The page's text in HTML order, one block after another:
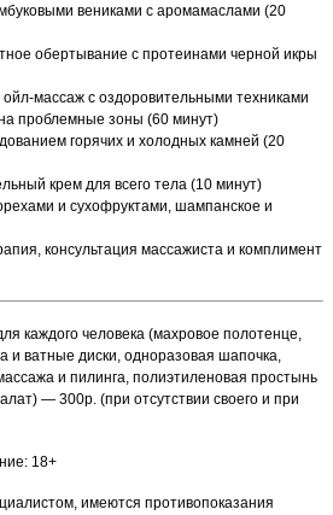
вениками с аромамаслами (20
обертывание с протеинами черной икры
массаж с оздоровительными техниками
проблемные зоны (60 минут)
горячих и холодных камней (20
крем для всего тела (10 минут)
и сухофруктами, шампанское и
консультация массажиста и комплимент
каждого человека (махровое полотенце,
и ватные диски, одноразовая шапочка,
и пилинга, полиэтиленовая простынь
— 300р. (при отсутствии своего и при
18+
имеются противопоказания